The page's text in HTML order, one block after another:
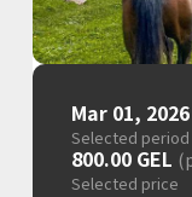
Mar 01, 2026
Selected period
800.00 GEL
Selected price